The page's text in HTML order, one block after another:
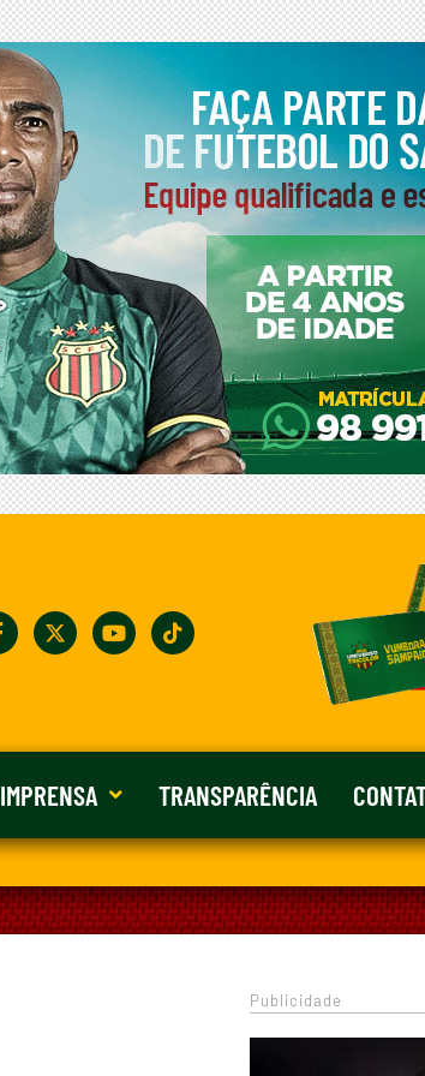
IMPRENSA TRANSPARÊNCIA
Publicidade